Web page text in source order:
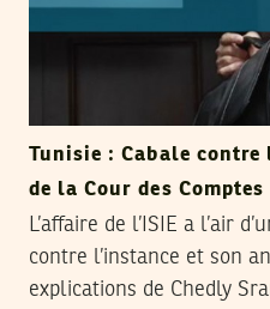
Tunisie : Cabale contre
de la Cour des Comptes
L’affaire de l’ISIE a l’air
contre l’instance et son
explications de Chedly